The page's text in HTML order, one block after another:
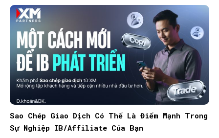
Sao Chép Giao Dịch Có Thể Là Điểm Mạnh Trong
Sự Nghiệp IB/Affiliate Của Bạn